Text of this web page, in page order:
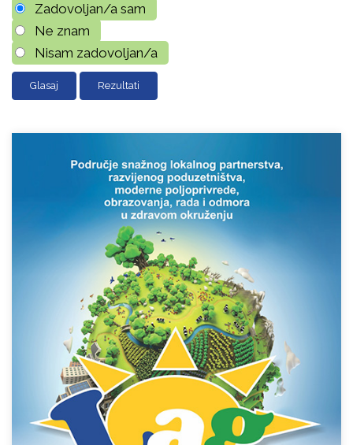
Zadovoljan/a sam
Ne znam
Nisam zadovoljan/a
Rezultati